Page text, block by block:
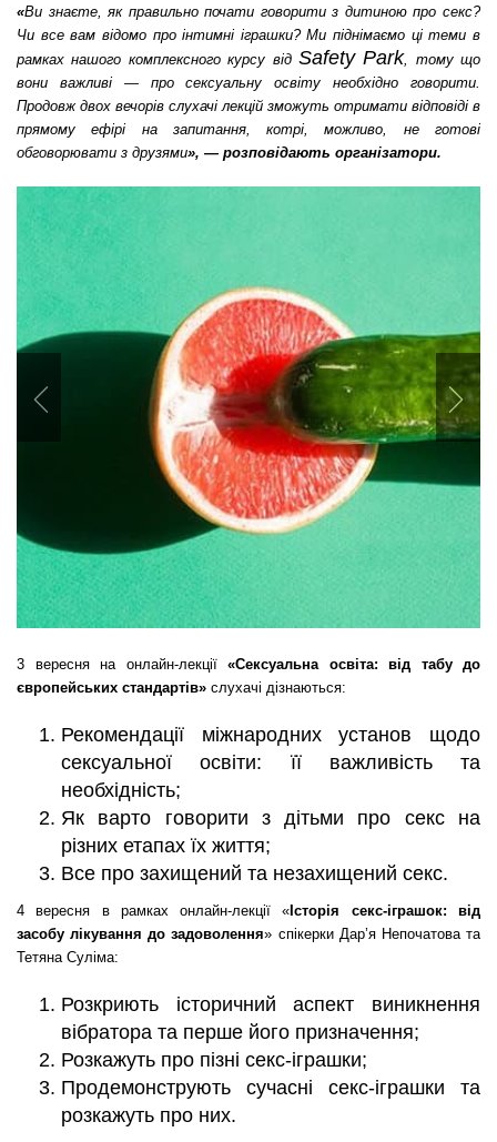
«Ви знаєте, як правильно почати говорити з дитиною про секс?
Чи все вам відомо про інтимні іграшки? Ми піднімаємо ці теми в
рамках нашого комплексного курсу від Safety Park, тому що
вони важливі — про сексуальну освіту необхідно говорити.
Продовж двох вечорів слухачі лекцій зможуть отримати відповіді в
прямому ефірі на запитання, котрі, можливо, не готові
обговорювати з друзями», — розповідають організатори.
3 вересня на онлайн-лекції «Сексуальна освіта: від табу до
європейських стандартів» слухачі дізнаються:
Рекомендації міжнародних установ щодо
сексуальної освіти: її важливість та
необхідність;
Як варто говорити з дітьми про секс на
різних етапах їх життя;
Все про захищений та незахищений секс.
4 вересня в рамках онлайн-лекції « Історія секс-іграшок: від
засобу лікування до задоволення» спікерки Дар’я Непочатова та
Тетяна Суліма:
Розкриють історичний аспект виникнення
вібратора та перше його призначення;
Розкажуть про пізні секс-іграшки;
Продемонструють сучасні секс-іграшки та
розкажуть про них.